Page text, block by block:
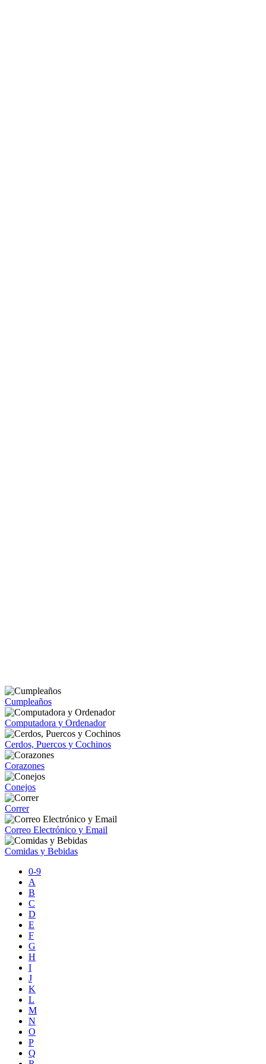
Cumpleaños
Computadora y Ordenador
Cerdos, Puercos y Cochinos
Corazones
Conejos
Correr
Correo Electrónico y Email
Comidas y Bebidas
0-9
A
B
C
D
E
F
G
H
I
J
K
L
M
N
O
P
Q